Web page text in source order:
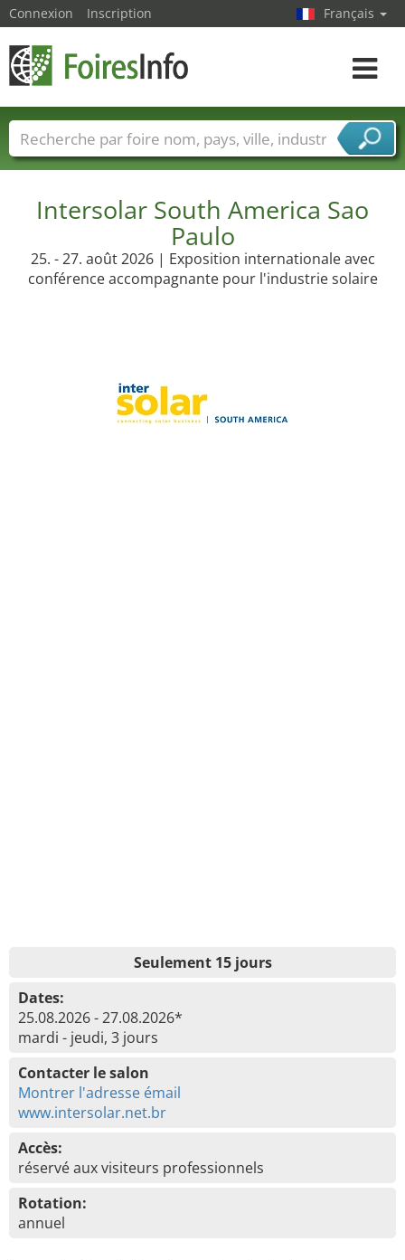
Intersolar South America Sao
Paulo
25. - 27. août 2026 | Exposition internationale avec
conférence accompagnante pour l'industrie solaire
Seulement 15 jours
Dates:
25.08.2026 - 27.08.2026*
mardi - jeudi, 3 jours
Contacter le salon
Montrer l'adresse émail
www.intersolar.net.br
Accès:
réservé aux visiteurs professionnels
Rotation:
annuel
Connexion Inscription Français
Toggle
Foire noms Pays Villes
Secteurs de foire